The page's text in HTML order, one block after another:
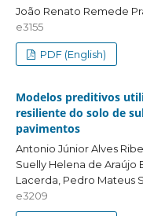
João Renato Remede
e3155
PDF (English)
Modelos preditivos
resiliente do solo de
pavimentos
Antonio Júnior Alves
Suelly Helena de Araújo
Lacerda, Pedro Mateus
e3209